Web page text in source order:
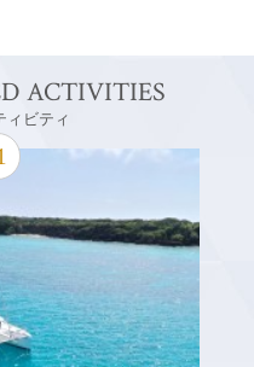
ACTIVITIES
ィビティ